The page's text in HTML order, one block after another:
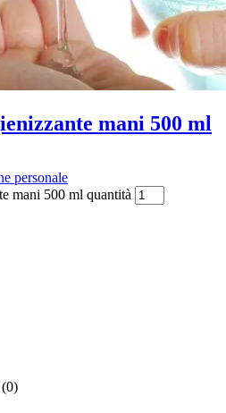
mani 500 ml
personale
mani 500 ml quantità
(0)